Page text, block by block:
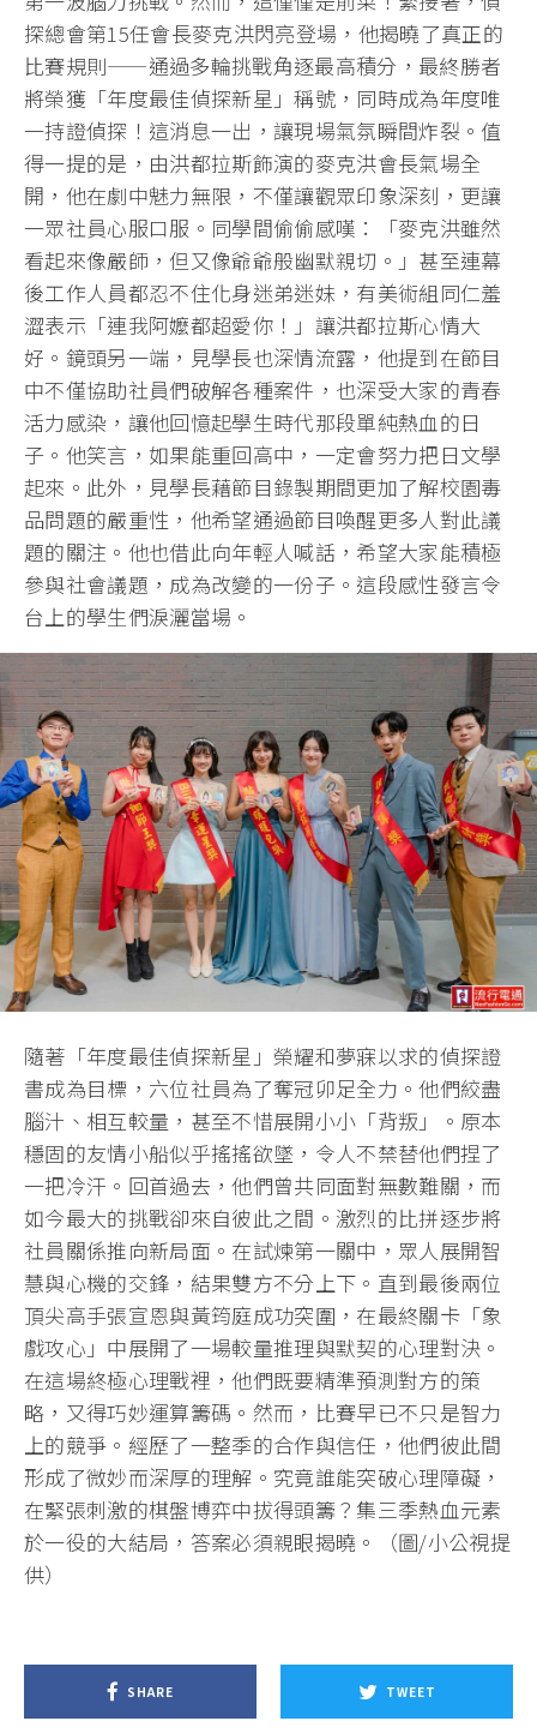
探總會第15任會長麥克洪閃亮登場，他揭曉了真正的
比賽規則——通過多輪挑戰角逐最高積分，最終勝者
將榮獲「年度最佳偵探新星」稱號，同時成為年度唯
一持證偵探！這消息一出，讓現場氣氛瞬間炸裂。值
得一提的是，由洪都拉斯飾演的麥克洪會長氣場全
開，他在劇中魅力無限，不僅讓觀眾印象深刻，更讓
一眾社員心服口服。同學間偷偷感嘆：「麥克洪雖然
看起來像嚴師，但又像爺爺般幽默親切。」甚至連幕
後工作人員都忍不住化身迷弟迷妹，有美術組同仁羞
澀表示「連我阿嬤都超愛你！」讓洪都拉斯心情大
好。鏡頭另一端，見學長也深情流露，他提到在節目
中不僅協助社員們破解各種案件，也深受大家的青春
活力感染，讓他回憶起學生時代那段單純熱血的日
子。他笑言，如果能重回高中，一定會努力把日文學
起來。此外，見學長藉節目錄製期間更加了解校園毒
品問題的嚴重性，他希望通過節目喚醒更多人對此議
題的關注。他也借此向年輕人喊話，希望大家能積極
參與社會議題，成為改變的一份子。這段感性發言令
台上的學生們淚灑當場。
隨著「年度最佳偵探新星」榮耀和夢寐以求的偵探證
書成為目標，六位社員為了奪冠卯足全力。他們絞盡
腦汁、相互較量，甚至不惜展開小小「背叛」。原本
穩固的友情小船似乎搖搖欲墜，令人不禁替他們捏了
一把冷汗。回首過去，他們曾共同面對無數難關，而
如今最大的挑戰卻來自彼此之間。激烈的比拼逐步將
社員關係推向新局面。在試煉第一關中，眾人展開智
慧與心機的交鋒，結果雙方不分上下。直到最後兩位
頂尖高手張宣恩與黃筠庭成功突圍，在最終關卡「象
戲攻心」中展開了一場較量推理與默契的心理對決。
在這場終極心理戰裡，他們既要精準預測對方的策
略，又得巧妙運算籌碼。然而，比賽早已不只是智力
上的競爭。經歷了一整季的合作與信任，他們彼此間
形成了微妙而深厚的理解。究竟誰能突破心理障礙，
在緊張刺激的棋盤博弈中拔得頭籌？集三季熱血元素
於一役的大結局，答案必須親眼揭曉。（圖/小公視提
供）
SHARE TWEET